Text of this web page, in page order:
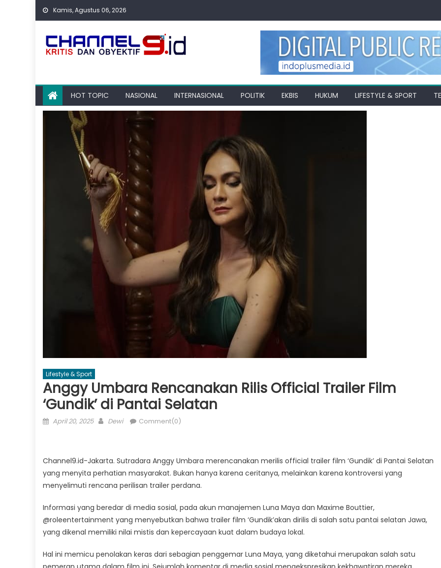
Skip
Kamis, Agustus 06, 2026
HOT TOPIC NASIONAL INTERNASIONAL POLITIK EKBIS HUKUM LIFESTYLE & SPORT
Lifestyle & Sport
Anggy Umbara Rencanakan Rilis Official Trailer Film
‘Gundik’ di Pantai Selatan
Posted
April 20, 2025 Author
Dewi Comment(0)
Channel9.id-Jakarta. Sutradara Anggy Umbara merencanakan merilis official trailer film ‘Gundik’ di Pantai Selatan
yang menyita perhatian masyarakat. Bukan hanya karena ceritanya, melainkan karena kontroversi yang
menyelimuti rencana perilisan trailer perdana.
Informasi yang beredar di media sosial, pada akun manajemen Luna Maya dan Maxime Bouttier,
@roleentertainment yang menyebutkan bahwa trailer film ‘Gundik’akan dirilis di salah satu pantai selatan Jawa,
yang dikenal memiliki nilai mistis dan kepercayaan kuat dalam budaya lokal.
Hal ini memicu penolakan keras dari sebagian penggemar Luna Maya, yang diketahui merupakan salah satu